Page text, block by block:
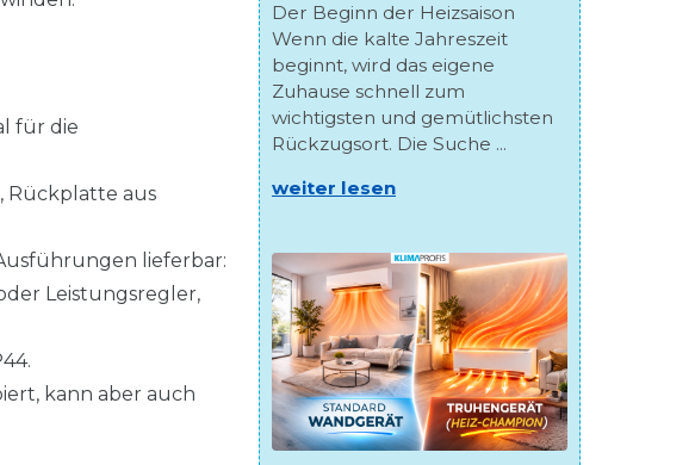
für die
Rückplatte aus
lieferbar:
Leistungsregler,
kann aber auch
Der Beginn der Heizsaison
Wenn die kalte Jahreszeit
beginnt, wird das eigene
Zuhause schnell zum
wichtigsten und gemütlichsten
Rückzugsort. Die Suche ...
weiter lesen